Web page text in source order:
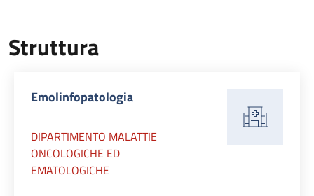
Struttura
Emolinfopatologia
DIPARTIMENTO MALATTIE
ONCOLOGICHE ED
EMATOLOGICHE